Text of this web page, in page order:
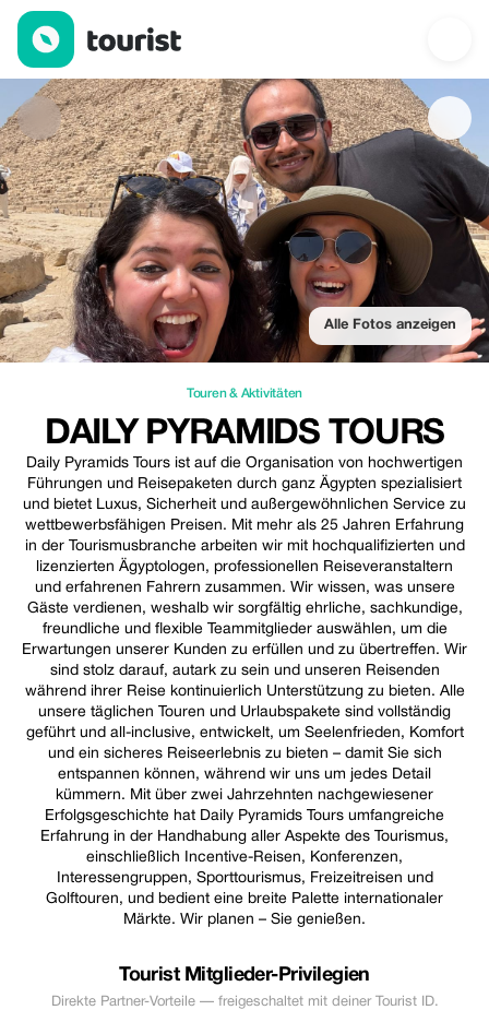
Daily pyramids tours — Touren & Aktivitäten | Up to 35% off |
Alle Fotos anzeigen
Touren & Aktivitäten
DAILY PYRAMIDS TOURS
Daily Pyramids Tours ist auf die Organisation von hochwertigen
Führungen und Reisepaketen durch ganz Ägypten spezialisiert
und bietet Luxus, Sicherheit und außergewöhnlichen Service zu
wettbewerbsfähigen Preisen. Mit mehr als 25 Jahren Erfahrung
in der Tourismusbranche arbeiten wir mit hochqualifizierten und
lizenzierten Ägyptologen, professionellen Reiseveranstaltern
und erfahrenen Fahrern zusammen. Wir wissen, was unsere
Gäste verdienen, weshalb wir sorgfältig ehrliche, sachkundige,
freundliche und flexible Teammitglieder auswählen, um die
Erwartungen unserer Kunden zu erfüllen und zu übertreffen. Wir
sind stolz darauf, autark zu sein und unseren Reisenden
während ihrer Reise kontinuierlich Unterstützung zu bieten. Alle
unsere täglichen Touren und Urlaubspakete sind vollständig
geführt und all-inclusive, entwickelt, um Seelenfrieden, Komfort
und ein sicheres Reiseerlebnis zu bieten – damit Sie sich
entspannen können, während wir uns um jedes Detail
kümmern. Mit über zwei Jahrzehnten nachgewiesener
Erfolgsgeschichte hat Daily Pyramids Tours umfangreiche
Erfahrung in der Handhabung aller Aspekte des Tourismus,
einschließlich Incentive-Reisen, Konferenzen,
Interessengruppen, Sporttourismus, Freizeitreisen und
Golftouren, und bedient eine breite Palette internationaler
Märkte. Wir planen – Sie genießen.
Tourist Mitglieder-Privilegien
Direkte Partner-Vorteile — freigeschaltet mit deiner Tourist ID.